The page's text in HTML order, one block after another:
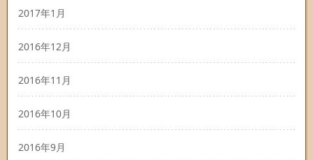
2017年1月
2016年12月
2016年11月
2016年10月
2016年9月